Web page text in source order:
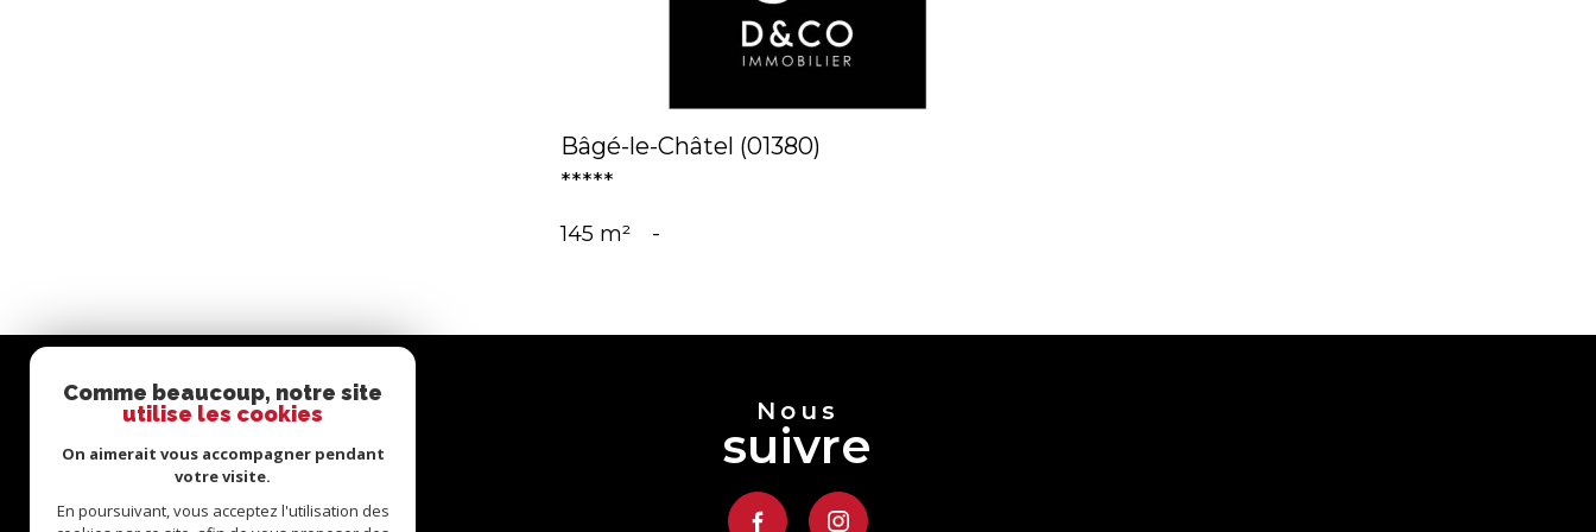
Bâgé-le-Châtel (01380)
*****
145 m² -
Nous
suivre
Comme beaucoup, notre site
utilise les cookies
On aimerait vous accompagner pendant
votre visite.
En poursuivant, vous acceptez l'utilisation des